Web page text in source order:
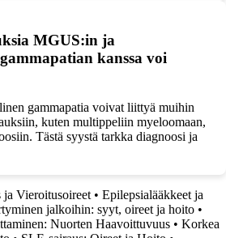
MGUS:in ja
kanssa voi
gammapatia voivat liittyä muihin
kuten multippeliin myeloomaan,
Tästä syystä tarkka diagnoosi ja
Vieroitusoireet • Epilepsialääkkeet ja
jalkoihin: syyt, oireet ja hoito •
Nuorten Haavoittuvuus • Korkea